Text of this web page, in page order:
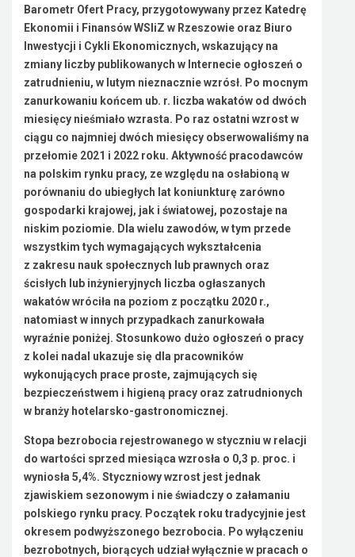
Barometr Ofert Pracy, przygotowywany przez Katedrę
Ekonomii i Finansów WSIiZ w Rzeszowie oraz Biuro
Inwestycji i Cykli Ekonomicznych, wskazujący na
zmiany liczby publikowanych w Internecie ogłoszeń o
zatrudnieniu, w lutym nieznacznie wzrósł. Po mocnym
zanurkowaniu końcem ub. r. liczba wakatów od dwóch
miesięcy nieśmiało wzrasta. Po raz ostatni wzrost w
ciągu co najmniej dwóch miesięcy obserwowaliśmy na
przełomie 2021 i 2022 roku. Aktywność pracodawców
na polskim rynku pracy, ze względu na osłabioną w
porównaniu do ubiegłych lat koniunkturę zarówno
gospodarki krajowej, jak i światowej, pozostaje na
niskim poziomie. Dla wielu zawodów, w tym przede
wszystkim tych wymagających wykształcenia
z zakresu nauk społecznych lub prawnych oraz
ścisłych lub inżynieryjnych liczba ogłaszanych
wakatów wróciła na poziom z początku 2020 r.,
natomiast w innych przypadkach zanurkowała
wyraźnie poniżej. Stosunkowo dużo ogłoszeń o pracy
z kolei nadal ukazuje się dla pracowników
wykonujących prace proste, zajmujących się
bezpieczeństwem i higieną pracy oraz zatrudnionych
w branży hotelarsko-gastronomicznej.
Stopa bezrobocia rejestrowanego w styczniu w relacji
do wartości sprzed miesiąca wzrosła o 0,3 p. proc. i
wyniosła 5,4%. Styczniowy wzrost jest jednak
zjawiskiem sezonowym i nie świadczy o załamaniu
polskiego rynku pracy. Początek roku tradycyjnie jest
okresem podwyższonego bezrobocia. Po wyłączeniu
bezrobotnych, biorących udział wyłącznie w pracach o